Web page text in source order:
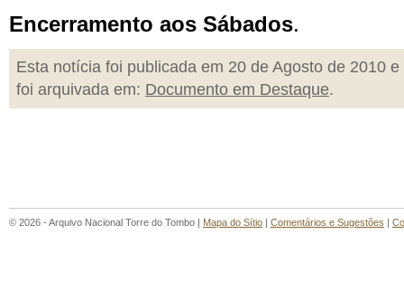
Encerramento aos Sábados.
Esta notícia foi publicada em 20 de Agosto de 2010 e
foi arquivada em: Documento em Destaque.
© 2026 - Arquivo Nacional Torre do Tombo | Mapa do Sítio | Comentários e Sugestões |